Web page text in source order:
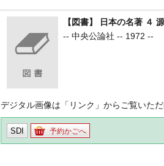
【図書】 日本の名著 ４
-- 中央公論社 -- 1972 --
デジタル画像は「リンク」からご覧いただ
SDI 予約かごへ